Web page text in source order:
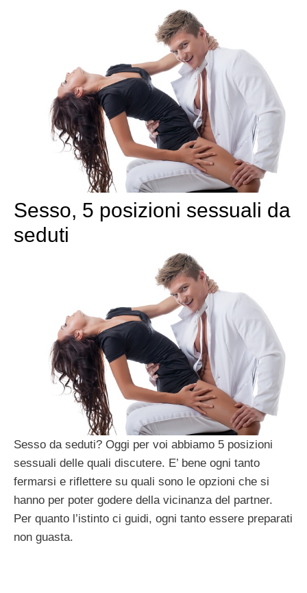
Sesso, 5 posizioni sessuali da
seduti
Sesso da seduti? Oggi per voi abbiamo 5 posizioni
sessuali delle quali discutere. E’ bene ogni tanto
fermarsi e riflettere su quali sono le opzioni che si
hanno per poter godere della vicinanza del partner.
Per quanto l’istinto ci guidi, ogni tanto essere preparati
non guasta.